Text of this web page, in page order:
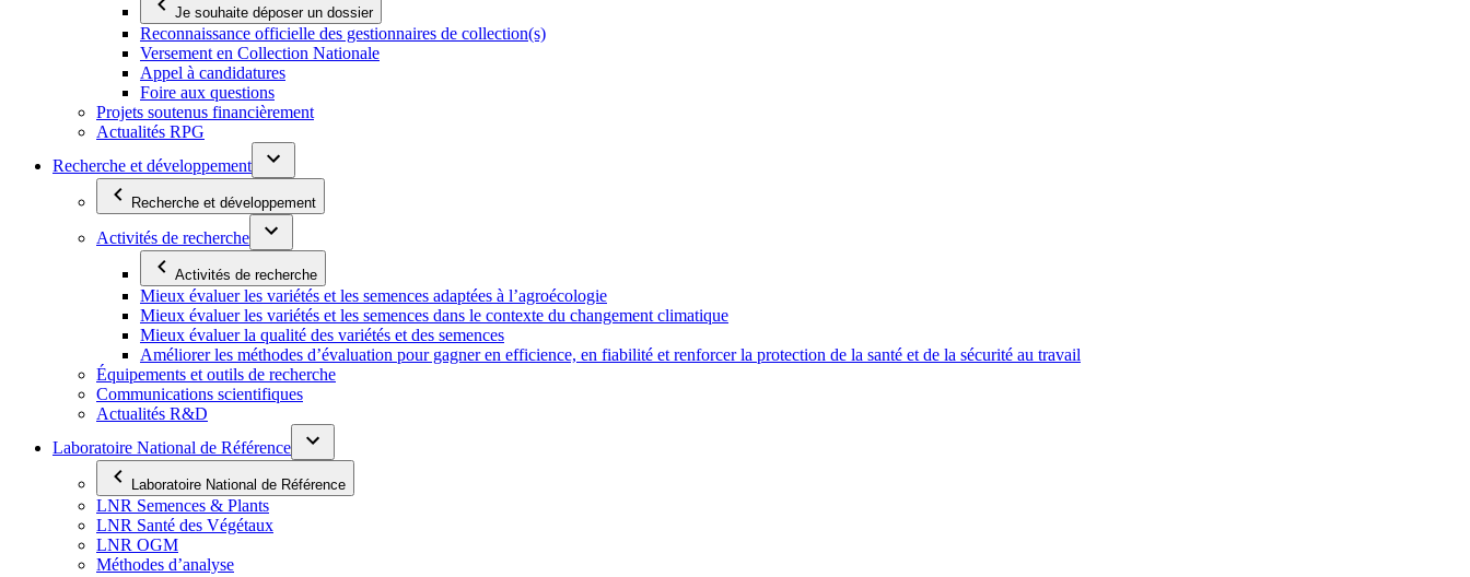
Je souhaite déposer un dossier
Reconnaissance officielle des gestionnaires de collection(s)
Versement en Collection Nationale
Appel à candidatures
Foire aux questions
Projets soutenus financièrement
Actualités RPG
Recherche et développement
Recherche et développement
Activités de recherche
Activités de recherche
Mieux évaluer les variétés et les semences adaptées à l’agroécologie
Mieux évaluer les variétés et les semences dans le contexte du changement climatique
Mieux évaluer la qualité des variétés et des semences
Améliorer les méthodes d’évaluation pour gagner en efficience, en fiabilité et renforcer la protection de la santé et de la sécurité au travail
Équipements et outils de recherche
Communications scientifiques
Actualités R&D
Laboratoire National de Référence
Laboratoire National de Référence
LNR Semences & Plants
LNR Santé des Végétaux
LNR OGM
Méthodes d’analyse